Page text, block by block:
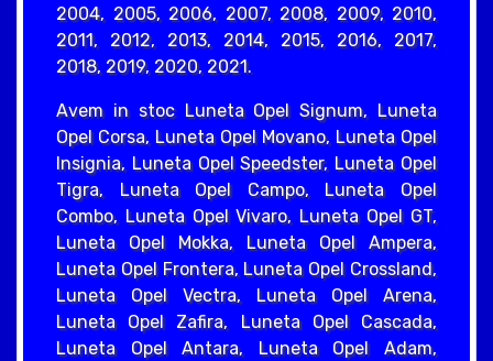
2004, 2005, 2006, 2007, 2008, 2009, 2010,
2011, 2012, 2013, 2014, 2015, 2016, 2017,
2018, 2019, 2020, 2021.
Avem in stoc Luneta Opel Signum, Luneta
Opel Corsa, Luneta Opel Movano, Luneta Opel
Insignia, Luneta Opel Speedster, Luneta Opel
Tigra, Luneta Opel Campo, Luneta Opel
Combo, Luneta Opel Vivaro, Luneta Opel GT,
Luneta Opel Mokka, Luneta Opel Ampera,
Luneta Opel Frontera, Luneta Opel Crossland,
Luneta Opel Vectra, Luneta Opel Arena,
Luneta Opel Zafira, Luneta Opel Cascada,
Luneta Opel Antara, Luneta Opel Adam,